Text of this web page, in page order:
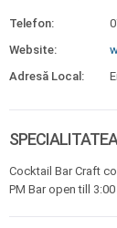
Telefon:
Website:
Adresă Local:
Cocktail Bar Craft
PM Bar open till 3:00